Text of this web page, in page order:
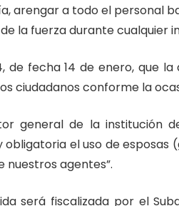
arengar a todo el personal
la fuerza durante cualquier
de fecha 14 de enero, que
ciudadanos conforme la
general de la institución
el uso de esposas
agentes”.
será fiscalizada por el